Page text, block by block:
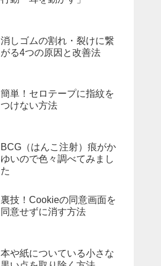
消しゴムの割れ・裂けに繋
がる4つの原因と改善法
簡単！セロテープに指紋を
つけない方法
BCG（はんこ注射）痕がか
ゆいので色々調べてみまし
た
裏技！Cookieの同意画面を
同意せずに消す方法
本や紙についている小さな